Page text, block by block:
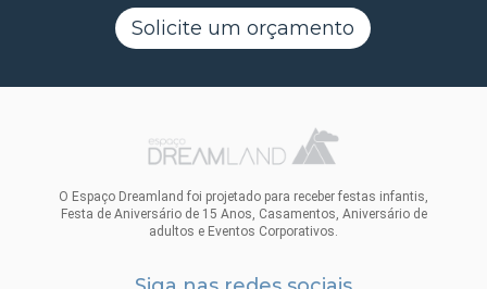
Solicite um orçamento
O Espaço Dreamland foi projetado para receber festas infantis,
Festa de Aniversário de 15 Anos, Casamentos, Aniversário de
adultos e Eventos Corporativos.